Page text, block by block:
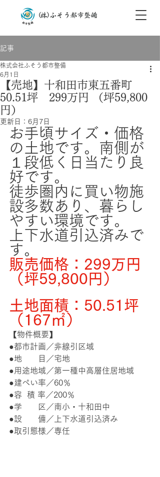
記事
【売地】十和田市東五番町
50.51坪 299万円 （坪59,800
円）
株式会社ふそう都市整備
6月1日
更新日： 6月7日
お手頃サイズ・価格
の土地です。南側が
１段低く日当たり良
好です。
徒歩圏内に買い物施
設多数あり、暮らし
やすい環境です。
上下水道引込済みで
す。
販売価格：299万円
（坪59,800円）
土地面積：50.51坪
（167㎡）
【物件概要】
●都市計画／非線引区域
●地　　目／宅地
●用途地域／第一種中高層住居地域
●建ぺい率／60％
●容  積 率／200％
●学　　区／南小・十和田中
●設　　備／上下水道引込済み
●取引態様／専任